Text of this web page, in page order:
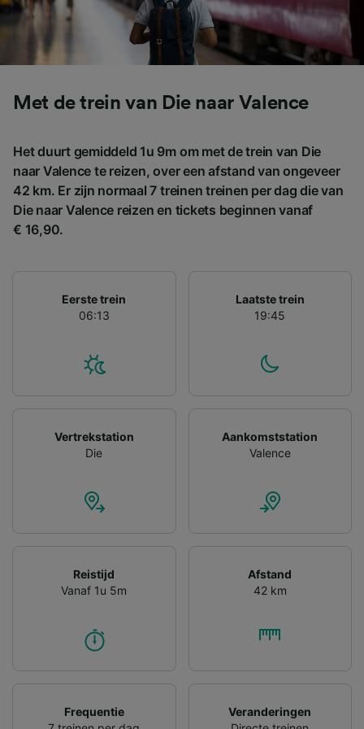
Met de trein van Die naar Valence
Het duurt gemiddeld 1u 9m om met de trein van Die
naar Valence te reizen, over een afstand van ongeveer
42 km. Er zijn normaal 7 treinen treinen per dag die van
Die naar Valence reizen en tickets beginnen vanaf
€ 16,90.
Eerste trein
06:13
Laatste trein
19:45
Vertrekstation
Die
Aankomststation
Valence
Reistijd
Vanaf 1u 5m
Afstand
42 km
Frequentie
Veranderingen
contentmetingen, doelgroepenonderzoek en
ontwikkeling van diensten.
Partnerlijst (derden)